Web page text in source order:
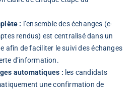
: l’ensemble des échanges (e-
rendus) est centralisé dans un
afin de faciliter le suivi des échanges
d’information.
automatiques : les candidats
une confirmation de